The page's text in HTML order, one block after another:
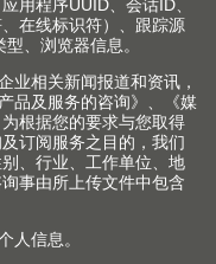
号 获取更多信